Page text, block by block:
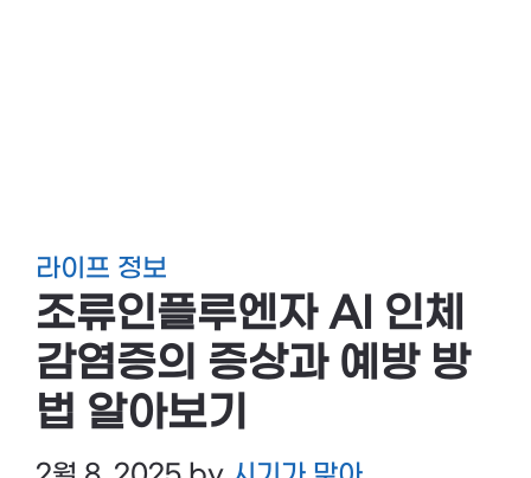
라이프 정보
조류인플루엔자 AI 인체
감염증의 증상과 예방 방
법 알아보기